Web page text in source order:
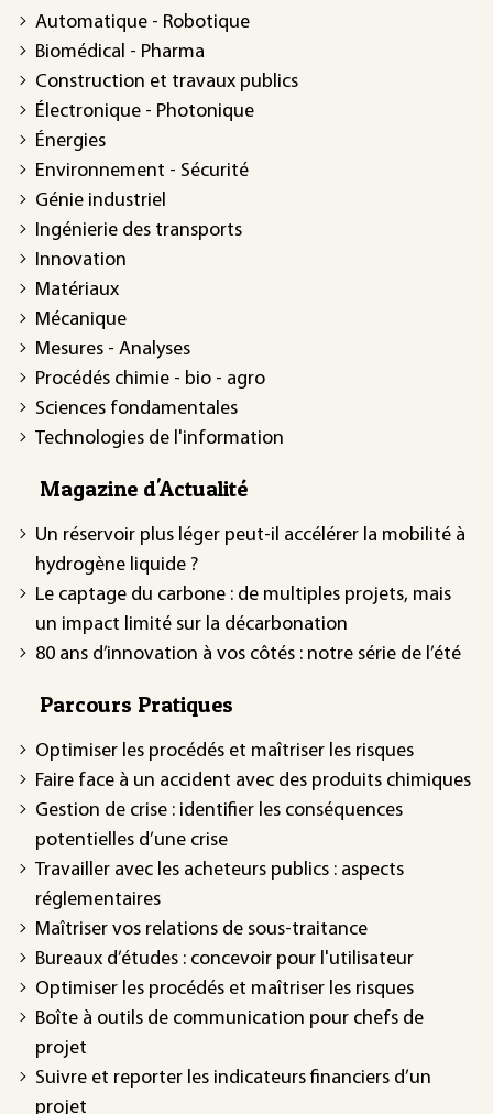
Automatique - Robotique
Biomédical - Pharma
Construction et travaux publics
Électronique - Photonique
Énergies
Environnement - Sécurité
Génie industriel
Ingénierie des transports
Innovation
Matériaux
Mécanique
Mesures - Analyses
Procédés chimie - bio - agro
Sciences fondamentales
Technologies de l'information
Magazine d'Actualité
Un réservoir plus léger peut-il accélérer la mobilité à
hydrogène liquide ?
Le captage du carbone : de multiples projets, mais
un impact limité sur la décarbonation
80 ans d’innovation à vos côtés : notre série de l’été
Parcours Pratiques
Optimiser les procédés et maîtriser les risques
Faire face à un accident avec des produits chimiques
Gestion de crise : identifier les conséquences
potentielles d’une crise
Travailler avec les acheteurs publics : aspects
réglementaires
Maîtriser vos relations de sous-traitance
Bureaux d’études : concevoir pour l'utilisateur
Optimiser les procédés et maîtriser les risques
Boîte à outils de communication pour chefs de
projet
Suivre et reporter les indicateurs financiers d’un
projet